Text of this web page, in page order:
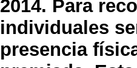
2014. Para
individuales
presencia